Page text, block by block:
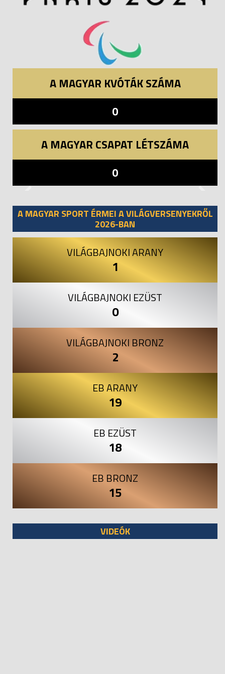
A MAGYAR KVÓTÁK SZÁMA
0
A MAGYAR CSAPAT LÉTSZÁMA
0
A MAGYAR SPORT ÉRMEI A VILÁGVERSENYEKRŐL
2026-BAN
VILÁGBAJNOKI ARANY
1
VILÁGBAJNOKI EZÜST
0
VILÁGBAJNOKI BRONZ
2
EB ARANY
19
EB EZÜST
18
EB BRONZ
15
VIDEÓK